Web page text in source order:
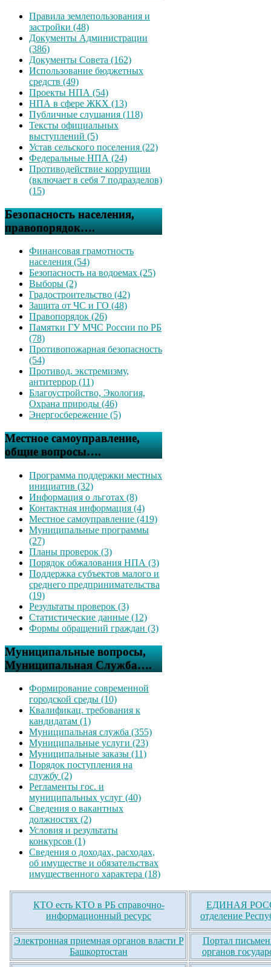
Правила землепользования и
застройки (48)
Документы Администрации
(386)
Документы Совета (162)
Использование бюджетных
средств (49)
Проекты НПА (54)
НПА в сфере ЖКХ (13)
Публичные слушания (118)
Тексты официальных
выступлений (5)
Устав сельского поселения (22)
Федеральные НПА (24)
Противодействие коррупции
(включает в себя 7 подразделов)
(15)
Безопасность населения,
правопорядок….
Финансовая грамотность
населения (54)
Безопасность на водоемах (25)
Выборы (2)
Градостроительство (42)
Защита от ЧС и ГО (48)
Правопорядок (26)
Памятки ГУ МЧС России по РБ
(78)
Противопожарная безопасность
(54)
Противод. экстремизму,
антитеррор (11)
Благоустройство, Экология,
Охрана природы (46)
Энергосбережение (5)
Местное самоуправление,
общие вопросы….
Программа поддержки местных
инициатив (32)
Информация о льготах (8)
Контактная информация (4)
Местное самоуправление (419)
Муниципальные программы
(27)
Планы проверок (3)
Порядок обжалования НПА (3)
Поддержка субъектов малого и
среднего предпринимательства
(19)
Результаты проверок (3)
Статистические данные (12)
Формы обращений граждан (3)
Муниципальные вопросы,
Муниципальная Служба….
Формирование современной
городской среды (10)
Квалификац. требования к
кандидатам (1)
Муниципальная служба (355)
Муниципальные услуги (23)
Муниципальные заказы (11)
Порядок поступления на
службу (2)
Регламенты гос. и
муниципальных услуг (40)
Сведения о вакантных
должностях (2)
Условия и результаты
конкурсов (1)
Сведения о доходах, расходах,
об имуществе и обязательствах
имущественного характера (18)
КТО есть КТО в РБ справочно-
информационный ресурс
ЕДИНАЯ
отделение
Электронная приемная органов власти Р
Башкортостан
Портал
органов